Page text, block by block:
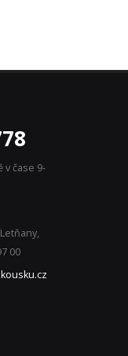
čase 9-
00